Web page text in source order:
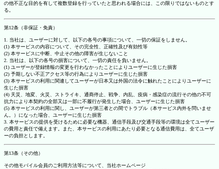
の他不正な目的を有して複数登録を行っていたと思われる場合には、この限りではないものとす
る。
第12条（非保証・免責）
1. 当社は、ユーザーに対して、以下の各号の事項について、一切の保証をしません。
(1) 本サービスの内容について、その完全性、正確性及び有効性等
(2) 本サービスに中断、中止その他の障害が生じないこと
2. 当社は、以下の各号の損害について、一切の責任を負いません。
(1) ユーザーが登録情報の変更を行わなかったことによりユーザーに生じた損害
(2) 予期しない不正アクセス等の行為によりユーザーに生じた損害
(3) 本サービスの利用に関連してユーザーが日本又は外国の法令に触れたことによりユーザーに
生じた損害
(4) 天災、地変、火災、ストライキ、通商停止、戦争、内乱、疫病・感染症の流行その他の不可
抗力により本契約の全部又は一部に不履行が発生した場合、ユーザーに生じた損害
(5) 本サービスの利用に関し、ユーザーが第三者との間でトラブル（本サービス内外を問いませ
ん。）になった場合、ユーザーに生じた損害
3. 本サービスの提供を受けるために必要な機器、通信手段及び交通手段等の環境は全てユーザー
の費用と責任で備えます。また、本サービスの利用にあたり必要となる通信費用は、全てユーザ
ーの負担とします。
第13条（その他）
その他モバイル会員のご利用方法等について、当社ホームページ